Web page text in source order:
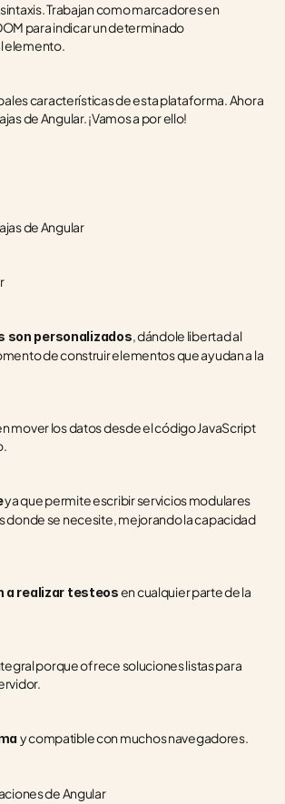
Trabajan como marcadores en
para indicar un determinado
elemento.
características de esta plataforma. Ahora
de Angular. ¡Vamos a por ello!
de Angular
son personalizados, dándole libertad al
de construir elementos que ayudan a la
mover los datos desde el código JavaScript
ya que permite escribir servicios modulares
donde se necesite, mejorando la capacidad
a realizar testeos en cualquier parte de la
porque ofrece soluciones listas para
y compatible con muchos navegadores.
de Angular